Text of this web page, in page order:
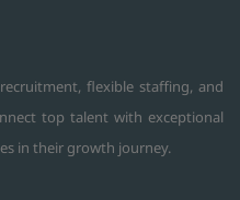
flexible staffing, and
top talent with exceptional
in their growth journey.